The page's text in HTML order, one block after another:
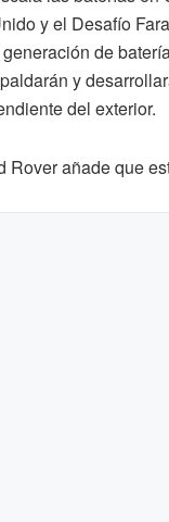
y el Desafío
de
y
del exterior.
Rover añade que